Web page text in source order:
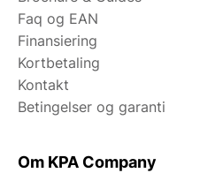
Faq og EAN
Finansiering
Kortbetaling
Kontakt
Betingelser og garanti
Om KPA Company